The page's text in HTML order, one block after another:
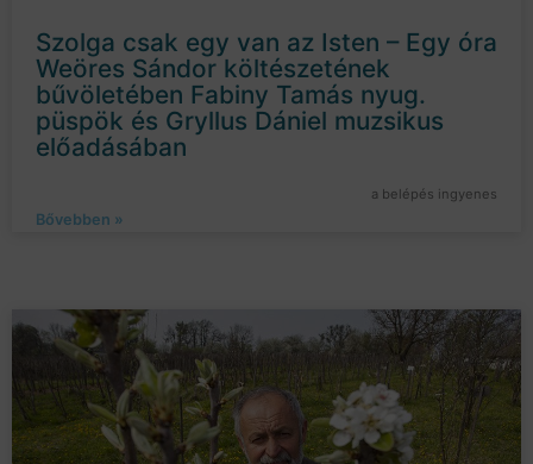
Szolga csak egy van az Isten – Egy óra
Weöres Sándor költészetének
bűvöletében Fabiny Tamás nyug.
püspök és Gryllus Dániel muzsikus
előadásában
a belépés ingyenes
Bővebben »